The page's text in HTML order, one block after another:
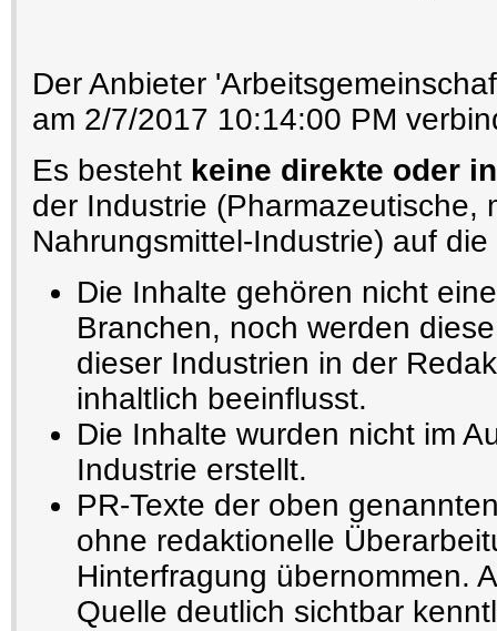
Der Anbieter
am 2/7/2017 10:14:00 PM
Es besteht keine direkte oder
der Industrie (Pharmazeutische,
Nahrungsmittel-Industrie) auf
Die Inhalte gehören nicht
Branchen, noch werden
dieser Industrien in der
inhaltlich beeinflusst.
Die Inhalte wurden nicht im
Industrie erstellt.
PR-Texte der oben
ohne redaktionelle
Hinterfragung übernommen.
Quelle deutlich sichtbar